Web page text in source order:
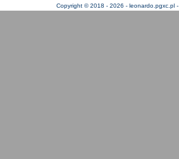
Copyright © 2018 - 2026 - leonardo.pgxc.pl -